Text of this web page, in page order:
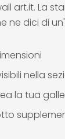
art.it. La
dici di
la tua